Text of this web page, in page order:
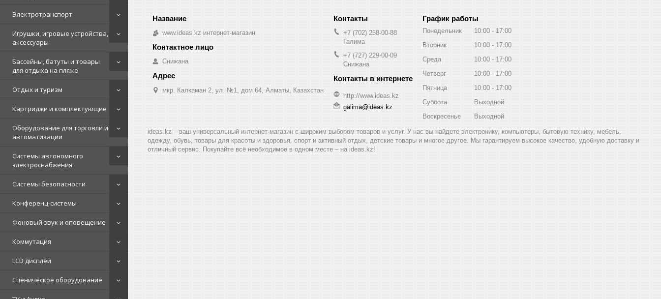
Электротранспорт
Игрушки, игровые устройства,
аксессуары
Бассейны, батуты и товары
для отдыха на пляже
Отдых и туризм
Картриджи и комплектующие
Оборудование для торговли и
автоматизации
Системы автономного
электроснабжения
Системы безопасности
Конференц-системы
Фоновый звук и оповещение
Коммутация
LCD дисплеи
Сценическое оборудование
www.ideas.kz интернет-магазин
Снижана
мкр. Калкаман 2, ул. №1, дом 64, Алматы, Казахстан
+7 (702) 258-00-88
Галима
+7 (727) 229-00-09
Снижана
http://www.ideas.kz
galima@ideas.kz
График работы
Понедельник 10:00
17:00
Вторник
10:00
17:00
Среда
10:00
17:00
Четверг
10:00
17:00
Пятница
10:00
17:00
Суббота
Выходной
Воскресенье
Выходной
ideas.kz – ваш универсальный интернет-магазин с широким выбором товаров и услуг. У нас вы найдете электронику, компьютеры, бытовую технику, мебель,
одежду, обувь, товары для красоты и здоровья, спорт и активный отдых, детские товары и многое другое. Мы гарантируем высокое качество, удобную доставку и
отличный сервис. Покупайте всё необходимое в одном месте – на ideas.kz!